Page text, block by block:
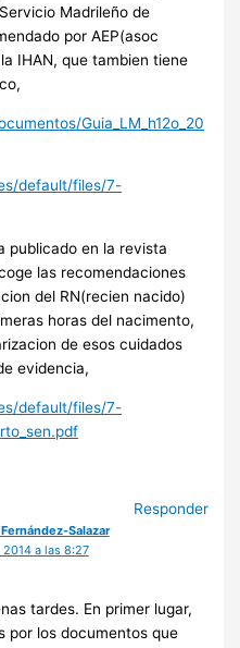
Madrileño de
por AEP(asoc
IHAN, que tambien tiene
Guia_LM_h12o_20
default/files/7-
publicado en la revista
las recomendaciones
del RN(recien nacido)
horas del nacimento,
de esos cuidados
evidencia,
default/files/7-
Responder
Salazar
2014 a las 8:27
tardes. En primer lugar,
por los documentos que